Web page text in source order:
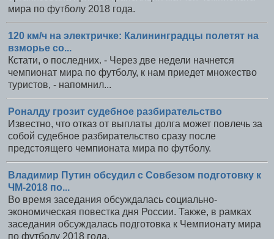
мира по футболу 2018 года.
120 км/ч на электричке: Калининградцы полетят на
взморье со...
Кстати, о последних. - Через две недели начнется
чемпионат мира по футболу, к нам приедет множество
туристов, - напомнил...
Роналду грозит судебное разбирательство
Известно, что отказ от выплаты долга может повлечь за
собой судебное разбирательство сразу после
предстоящего чемпионата мира по футболу.
Владимир Путин обсудил с Совбезом подготовку к
ЧМ-2018 по...
Во время заседания обсуждалась социально-
экономическая повестка дня России. Также, в рамках
заседания обсуждалась подготовка к Чемпионату мира
по футболу 2018 года.